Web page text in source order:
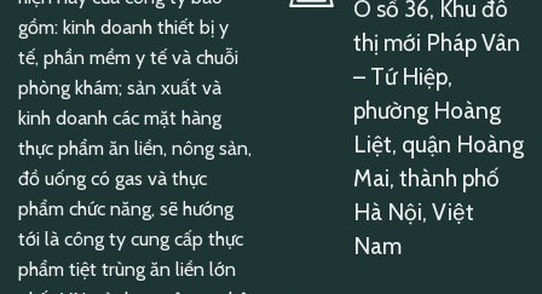
gồm: kinh doanh thiết bị y
tế, phần mềm y tế và chuỗi
phòng khám; sản xuất và
kinh doanh các mặt hàng
thực phẩm ăn liền, nông sản,
đồ uống có gas và thực
phẩm chức năng, sẽ hướng
tới là công ty cung cấp thực
phẩm tiệt trùng ăn liền lớn
Ô số 36, Khu đô
thị mới Pháp Vân
– Tứ Hiệp,
phường Hoàng
Liệt, quận Hoàng
Mai, thành phố
Hà Nội, Việt
Nam